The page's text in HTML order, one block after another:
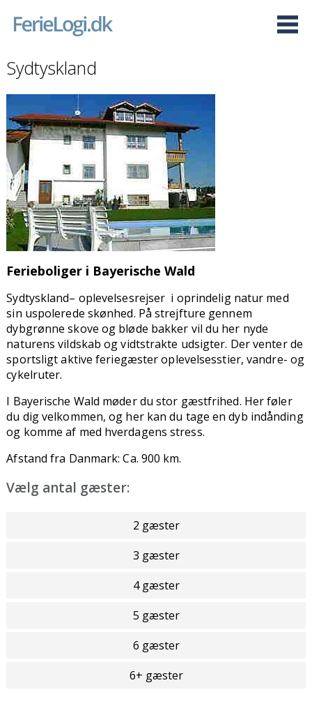
Sydtyskland
Ferieboliger i Bayerische Wald
Sydtyskland– oplevelsesrejser i oprindelig natur med
sin uspolerede skønhed. På strejfture gennem
dybgrønne skove og bløde bakker vil du her nyde
naturens vildskab og vidtstrakte udsigter. Der venter de
sportsligt aktive feriegæster oplevelsesstier, vandre- og
cykelruter.
I Bayerische Wald møder du stor gæstfrihed. Her føler
du dig velkommen, og her kan du tage en dyb indånding
og komme af med hverdagens stress.
Afstand fra Danmark: Ca. 900 km.
Vælg antal gæster:
2 gæster
3 gæster
4 gæster
5 gæster
6 gæster
6+ gæster